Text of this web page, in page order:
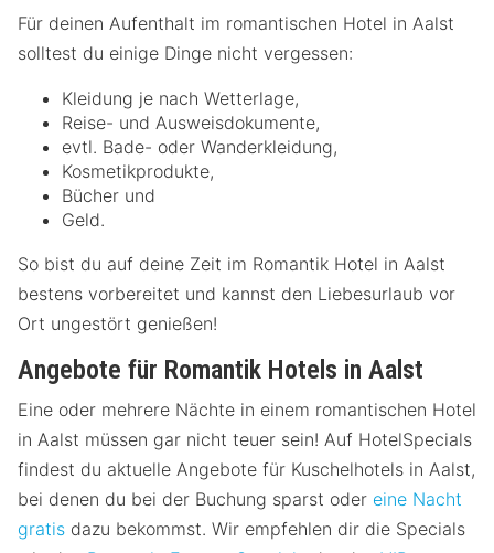
Für deinen Aufenthalt im romantischen Hotel in Aalst
solltest du einige Dinge nicht vergessen:
Kleidung je nach Wetterlage,
Reise- und Ausweisdokumente,
evtl. Bade- oder Wanderkleidung,
Kosmetikprodukte,
Bücher und
Geld.
So bist du auf deine Zeit im Romantik Hotel in Aalst
bestens vorbereitet und kannst den Liebesurlaub vor
Ort ungestört genießen!
Angebote für Romantik Hotels in Aalst
Eine oder mehrere Nächte in einem romantischen Hotel
in Aalst müssen gar nicht teuer sein! Auf HotelSpecials
findest du aktuelle Angebote für Kuschelhotels in Aalst,
bei denen du bei der Buchung sparst oder eine Nacht
gratis dazu bekommst. Wir empfehlen dir die Specials